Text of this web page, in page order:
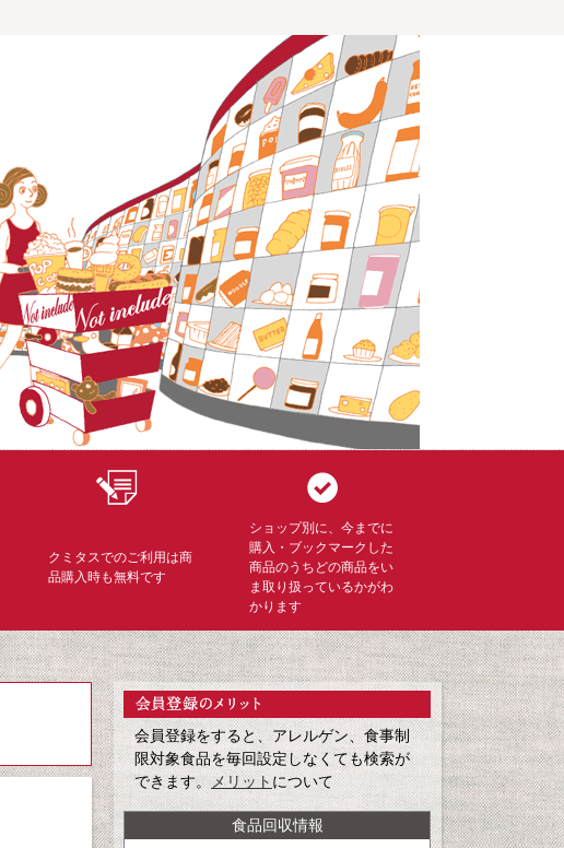
クミタスでのご利用は商
品購入時も無料です
ショップ別に、今までに
購入・ブックマークした
商品のうちどの商品をい
ま取り扱っているかがわ
かります
会員登録をすると、アレルゲン、食事制
限対象食品を毎回設定しなくても検索が
できます。メリットについて
食品回収情報